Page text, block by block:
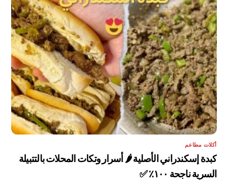
أكلات مطاعم
كبدة إسكندراني الأصلية 🌶️ أسرار وتكات المحلات بالتتبيلة
السرية ناجحة ١٠٠٪ ✅